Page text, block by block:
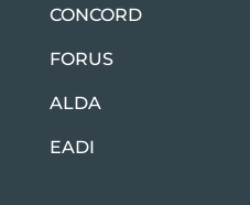
CONCORD
FORUS
ALDA
EADI